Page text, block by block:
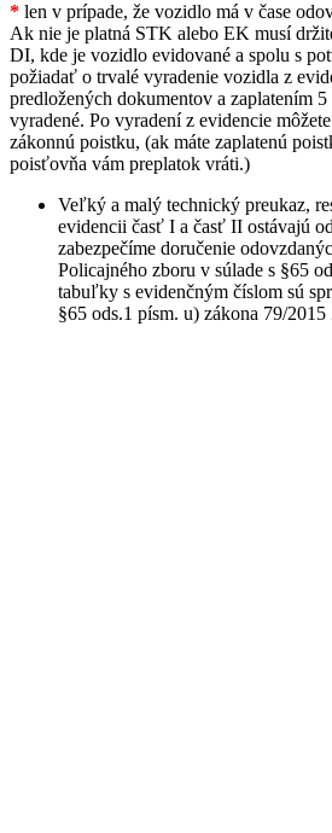
* len v prípade, že vozidlo má v čase
Ak nie je platná STK alebo EK musí
DI, kde je vozidlo evidované a spolu s
požiadať o trvalé vyradenie vozidla z
predložených dokumentov a zaplatením
vyradené. Po vyradení z evidencie
zákonnú poistku, (ak máte zaplatenú
poisťovňa vám preplatok vráti.)
Veľký a malý technický preukaz,
evidencii časť I a časť II ostávajú
zabezpečíme doručenie
Policajného zboru v súlade s §65
tabuľky s evidenčným číslom sú
§65 ods.1 písm. u) zákona 79/2015